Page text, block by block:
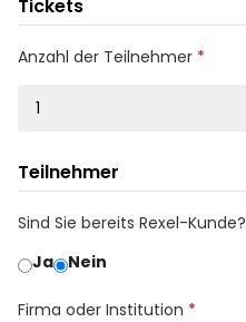
Tickets
Anzahl der Teilnehmer
Teilnehmer
Sind Sie bereits Rexel-Kunde?
Ja
Nein
Firma oder Institution